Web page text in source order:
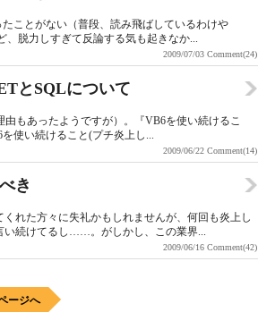
ことがない（普段、読み飛ばしているわけや
脱力しすぎて反論する気も起きなか...
2009/07/03 Comment(24)
とSQLについて
由もあったようですが）。『VB6を使い続けるこ
使い続けること(プチ炎上し...
2009/06/22 Comment(14)
き
れた方々に失礼かもしれませんが、何回も炎上し
い続けてるし……。がしかし、この業界...
2009/06/16 Comment(42)
ージへ